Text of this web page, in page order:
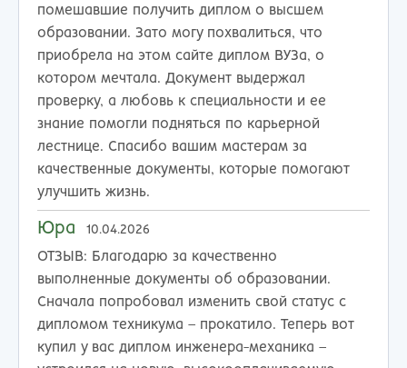
помешавшие получить диплом о высшем
образовании. Зато могу похвалиться, что
приобрела на этом сайте диплом ВУЗа, о
котором мечтала. Документ выдержал
проверку, а любовь к специальности и ее
знание помогли подняться по карьерной
лестнице. Спасибо вашим мастерам за
качественные документы, которые помогают
улучшить жизнь.
Юра 10.04.2026
ОТЗЫВ: Благодарю за качественно
выполненные документы об образовании.
Сначала попробовал изменить свой статус с
дипломом техникума – прокатило. Теперь вот
купил у вас диплом инженера-механика –